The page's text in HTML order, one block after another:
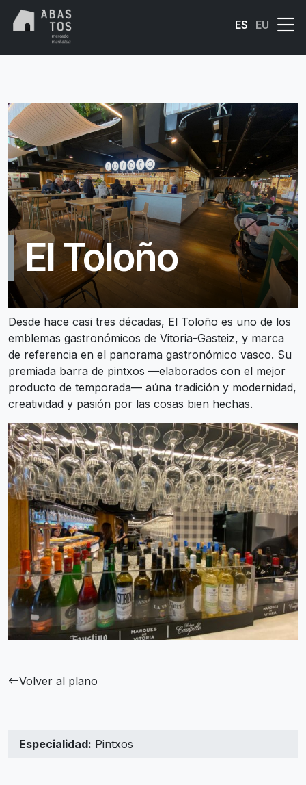
Skip to main content
ES
EU
El Toloño
Desde hace casi tres décadas, El Toloño es uno de los
emblemas gastronómicos de Vitoria-Gasteiz, y marca
de referencia en el panorama gastronómico vasco. Su
premiada barra de pintxos —elaborados con el mejor
producto de temporada— aúna tradición y modernidad,
creatividad y pasión por las cosas bien hechas.
Volver al plano
Especialidad: Pintxos